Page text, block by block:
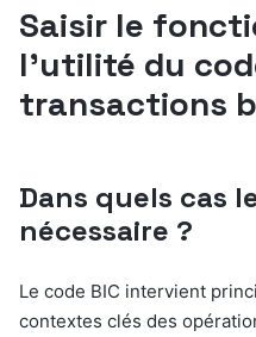
Saisir le
l’utilité du
transactions
Dans quels cas
nécessaire ?
Le code BIC intervient
contextes clés des